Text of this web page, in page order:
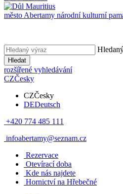
město Abertamy národní kulturní
Hledat
rozšířené vyhledávání
CZČesky
CZČesky
DEDeutsch
+420 774 485 111
infoabertamy@seznam.cz
Rezervace
Otevírací doba
Kde nás najdete
Hornictví na Hřebečné